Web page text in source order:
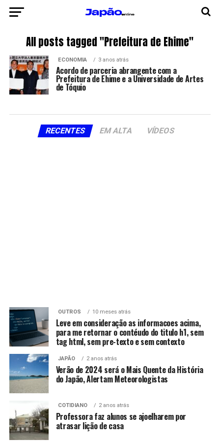
All posts tagged "Prefeitura de Ehime"
ECONOMIA 3 anos atrás
Acordo de parceria abrangente com a
Prefeitura de Ehime e a Universidade de Artes
de Tóquio
RECENTES EM ALTA VÍDEOS
OUTROS 10 meses atrás
Leve em consideração as informacoes acima,
para me retornar o contéudo do titulo h1, sem
tag html, sem pre-texto e sem contexto
JAPÃO 2 anos atrás
Verão de 2024 será o Mais Quente da História
do Japão, Alertam Meteorologistas
COTIDIANO 2 anos atrás
Professora faz alunos se ajoelharem por
atrasar lição de casa